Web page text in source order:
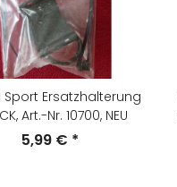
Sport Ersatzhalterung
Art.-Nr. 10700, NEU
5,99 € *